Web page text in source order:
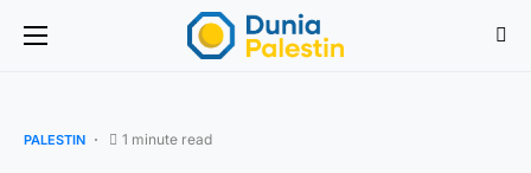
PALESTIN 1 minute read